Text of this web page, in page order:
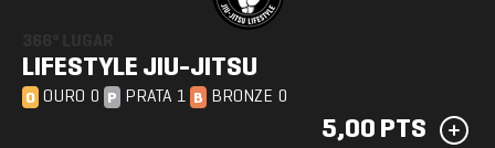
LIFESTYLE JIU-JITSU
O OURO 0 P PRATA 1 B BRONZE 0
5,00 PTS